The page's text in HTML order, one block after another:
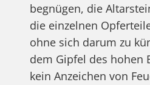
begnügen, die
die einzelnen
ohne sich darum zu
dem Gipfel des hohen
kein Anzeichen von